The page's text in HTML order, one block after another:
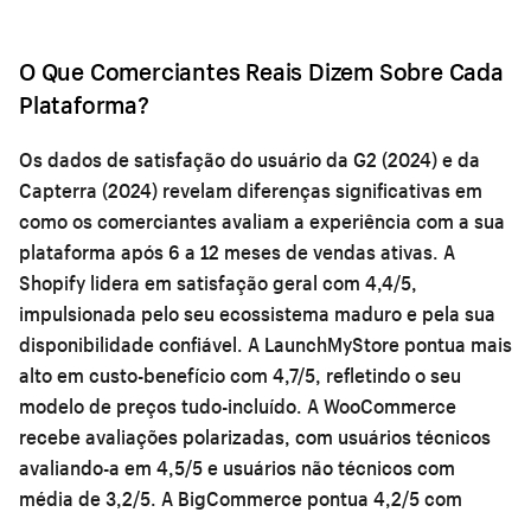
O Que Comerciantes Reais Dizem Sobre Cada
Plataforma?
Os dados de satisfação do usuário da G2 (2024) e da
Capterra (2024) revelam diferenças significativas em
como os comerciantes avaliam a experiência com a sua
plataforma após 6 a 12 meses de vendas ativas. A
Shopify lidera em satisfação geral com 4,4/5,
impulsionada pelo seu ecossistema maduro e pela sua
disponibilidade confiável. A LaunchMyStore pontua mais
alto em custo-benefício com 4,7/5, refletindo o seu
modelo de preços tudo-incluído. A WooCommerce
recebe avaliações polarizadas, com usuários técnicos
avaliando-a em 4,5/5 e usuários não técnicos com
média de 3,2/5. A BigCommerce pontua 4,2/5 com